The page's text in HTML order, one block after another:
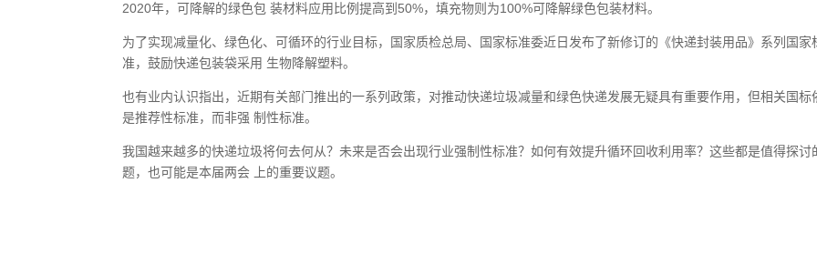
2020年，可降解的绿色包 装材料应用比例提高到50%，填充物则为100%可降解绿色包装材料。
为了实现减量化、绿色化、可循环的行业目标，国家质检总局、国家标准委近日发布了新修订的《快递封装用品》系列国家
准，鼓励快递包装袋采用 生物降解塑料。
也有业内认识指出，近期有关部门推出的一系列政策，对推动快递垃圾减量和绿色快递发展无疑具有重要作用，但相关国标
是推荐性标准，而非强 制性标准。
我国越来越多的快递垃圾将何去何从？未来是否会出现行业强制性标准？如何有效提升循环回收利用率？这些都是值得探讨
题，也可能是本届两会 上的重要议题。